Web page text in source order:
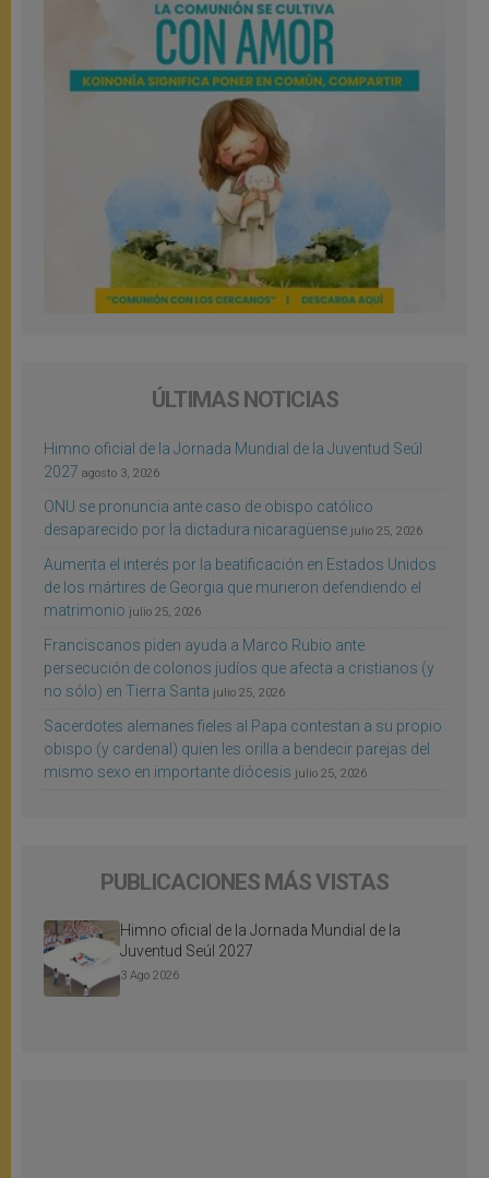
ÚLTIMAS NOTICIAS
Himno oficial de la Jornada Mundial de la Juventud Seúl
2027 agosto 3, 2026
ONU se pronuncia ante caso de obispo católico
desaparecido por la dictadura nicaragüense julio 25, 2026
Aumenta el interés por la beatificación en Estados Unidos
de los mártires de Georgia que murieron defendiendo el
matrimonio julio 25, 2026
Franciscanos piden ayuda a Marco Rubio ante
persecución de colonos judíos que afecta a cristianos (y
no sólo) en Tierra Santa julio 25, 2026
Sacerdotes alemanes fieles al Papa contestan a su propio
obispo (y cardenal) quien les orilla a bendecir parejas del
mismo sexo en importante diócesis julio 25, 2026
PUBLICACIONES MÁS VISTAS
Himno oficial de la Jornada Mundial de la
Juventud Seúl 2027
3 Ago 2026